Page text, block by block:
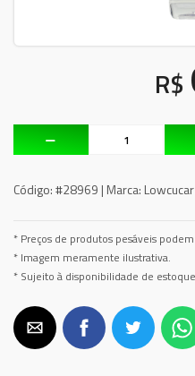
R$
Código:#28969 | Marca: Lowcucar
* Preços de produtos pesáveis
* Imagem meramente ilustrativa.
* Sujeito à disponibilidade de